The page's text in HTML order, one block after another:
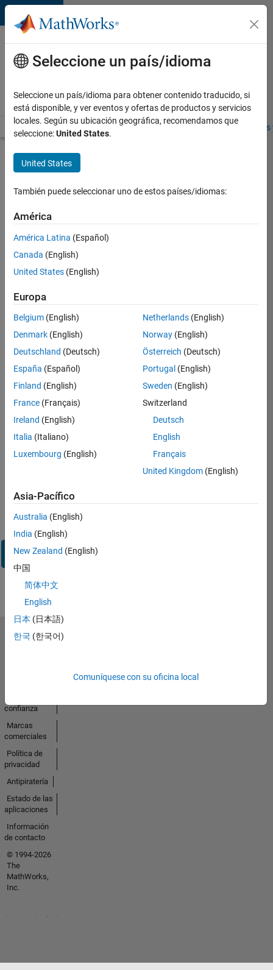
Saltar al contenido
Ofertas
de
empleo
MathWorks
Visión general Búsqueda de empleo Oficinas locales
Enviar
solicitud
US
Accelerator
Lead -
West
Coast
Inicie
sesión
en
su
cuenta
empleo
Dirección de correo electrónico
Contraseña
¿Olvidó
contraseña?
Iniciar
Seleccione un país/idioma
Seleccione un país/idioma para obtener contenido traducido, si
está disponible, y ver eventos y ofertas de productos y servicios
locales. Según su ubicación geográfica, recomendamos que
seleccione:United States.
United States
También puede seleccionar uno de estos países/idiomas:
América
América Latina (Español)
Canada (English)
United States (English)
Europa
Belgium (English)
Denmark (English)
Deutschland (Deutsch)
España (Español)
Finland (English)
France (Français)
Ireland (English)
Italia (Italiano)
Luxembourg (English)
Netherlands(English)
Norway(English)
Österreich (Deutsch)
Portugal (English)
Sweden (English)
Switzerland
Deutsch
English
Français
United Kingdom(English)
Asia-Pacífico
Australia (English)
India (English)
New Zealand (English)
中国
简体中文
English
日本 (日本語)
한국 (한국어)
Comuníquese con su oficina local
Seleccione un país/idioma
confianza
Marcas
comerciales
Política de
privacidad
Antipiratería
Estado de las
aplicaciones
Información
de contacto
© 1994-2026
The
MathWorks,
Inc.